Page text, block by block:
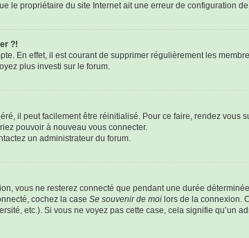
le propriétaire du site Internet ait une erreur de configuration
?!
En effet, il est courant de supprimer régulièrement les
plus investi sur le forum.
il peut facilement être réinitialisé. Pour ce faire, rendez vous
pouvoir à nouveau vous connecter.
un administrateur du forum.
vous ne resterez connecté que pendant une durée
cochez la case Se souvenir de moi lors de la connexion.
etc.). Si vous ne voyez pas cette case, cela signifie qu’un